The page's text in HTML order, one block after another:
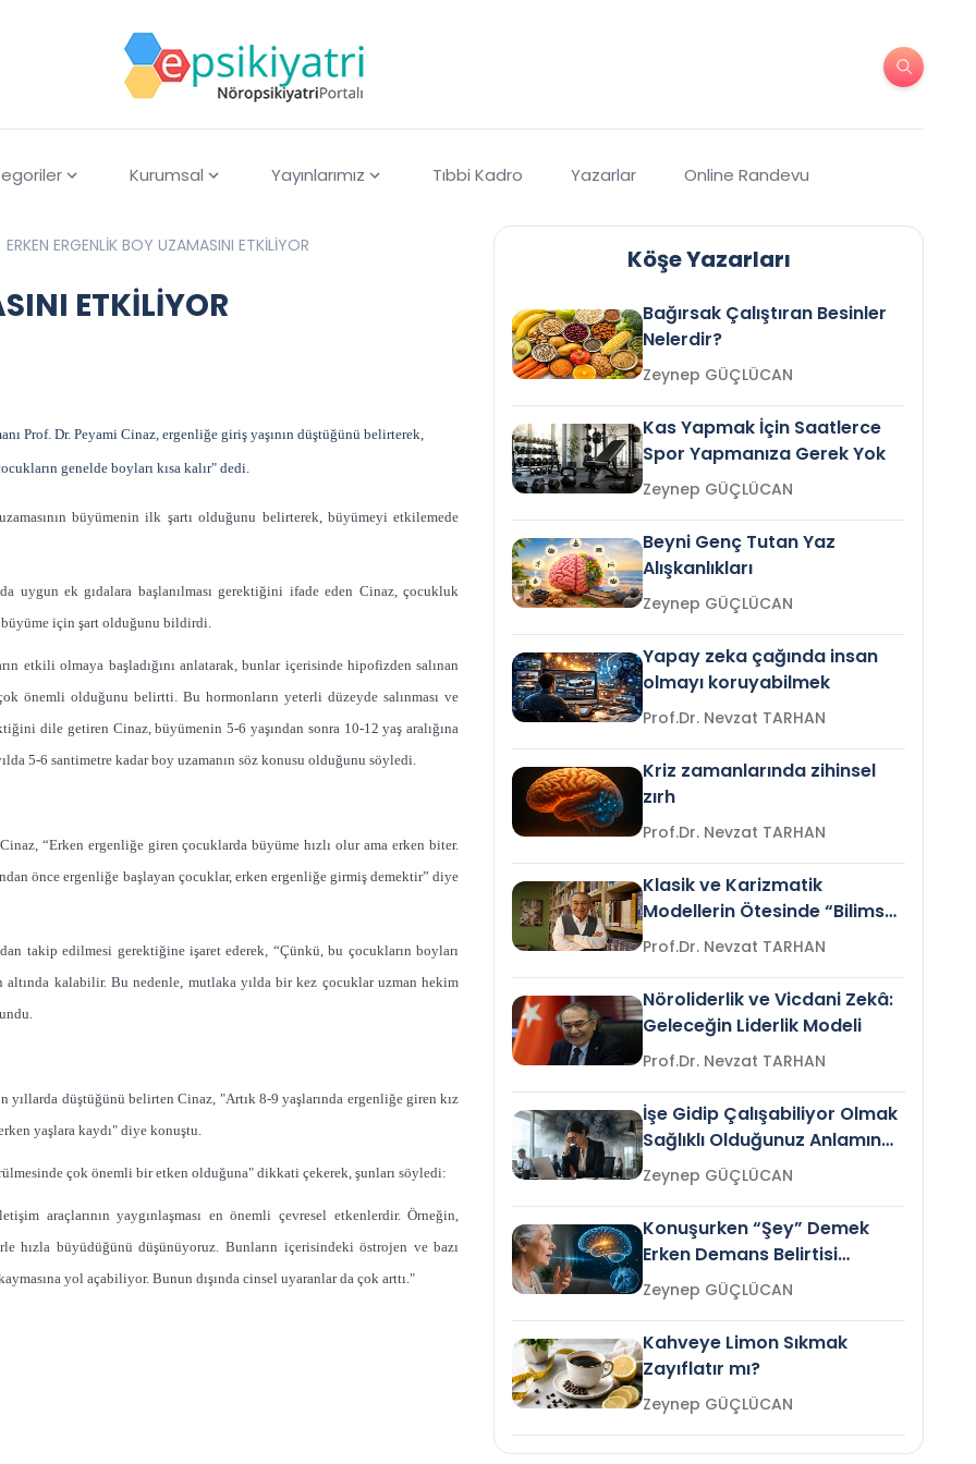
Kurumsal Yayınlarımız Tıbbi Kadro Yazarlar Online Randevu
ERKEN ERGENLİK BOY UZAMASINI ETKİLİYOR
ETKİLİYOR
Prof. Dr. Peyami Cinaz, ergenliğe giriş yaşının düştüğünü belirterek,
genelde boyları kısa kalır" dedi.
büyümenin ilk şartı olduğunu belirterek, büyümeyi etkilemede
uygun ek gıdalara başlanılması gerektiğini ifade eden Cinaz, çocukluk
büyüme için şart olduğunu bildirdi.
etkili olmaya başladığını anlatarak, bunlar içerisinde hipofizden salınan
önemli olduğunu belirtti. Bu hormonların yeterli düzeyde salınması ve
dile getiren Cinaz, büyümenin 5-6 yaşından sonra 10-12 yaş aralığına
5-6 santimetre kadar boy uzamanın söz konusu olduğunu söyledi.
“Erken ergenliğe giren çocuklarda büyüme hızlı olur ama erken biter.
önce ergenliğe başlayan çocuklar, erken ergenliğe girmiş demektir” diye
takip edilmesi gerektiğine işaret ederek, “Çünkü, bu çocukların boyları
kalabilir. Bu nedenle, mutlaka yılda bir kez çocuklar uzman hekim
yıllarda düştüğünü belirten Cinaz, "Artık 8-9 yaşlarında ergenliğe giren kız
yaşlara kaydı" diye konuştu.
çok önemli bir etken olduğuna" dikkati çekerek, şunları söyledi:
araçlarının yaygınlaşması en önemli çevresel etkenlerdir. Örneğin,
hızla büyüdüğünü düşünüyoruz. Bunların içerisindeki östrojen ve bazı
yol açabiliyor. Bunun dışında cinsel uyaranlar da çok arttı."
Köşe Yazarları
Bağırsak Çalıştıran Besinler
Nelerdir?
Zeynep GÜÇLÜCAN
Kas Yapmak İçin Saatlerce
Spor Yapmanıza Gerek Yok
Zeynep GÜÇLÜCAN
Beyni Genç Tutan Yaz
Alışkanlıkları
Zeynep GÜÇLÜCAN
Yapay zeka çağında insan
olmayı koruyabilmek
Prof.Dr. Nevzat TARHAN
Kriz zamanlarında zihinsel
zırh
Prof.Dr. Nevzat TARHAN
Klasik ve Karizmatik
Modellerin Ötesinde “Bilimsel
Liderlik”
Prof.Dr. Nevzat TARHAN
Nöroliderlik ve Vicdani Zekâ:
Geleceğin Liderlik Modeli
Prof.Dr. Nevzat TARHAN
İşe Gidip Çalışabiliyor Olmak
Sağlıklı Olduğunuz Anlamına
Gelir mi?Zeynep GÜÇLÜCAN
Konuşurken “Şey” Demek
Erken Demans Belirtisi
Olabilir mi?Zeynep GÜÇLÜCAN
Kahveye Limon Sıkmak
Zayıflatır mı?
Zeynep GÜÇLÜCAN